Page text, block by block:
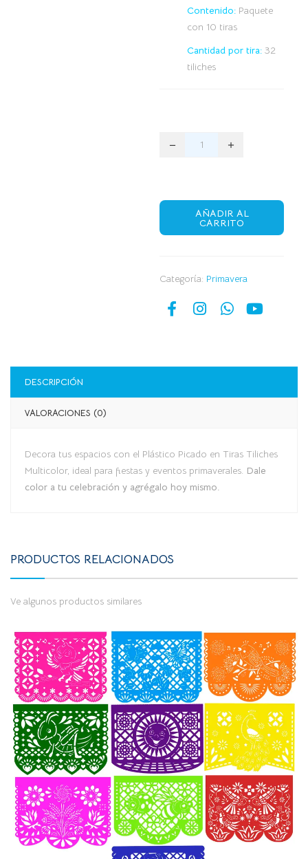
Contenido: Paquete
con 10 tiras
Cantidad por tira: 32
tiliches
AÑADIR AL
CARRITO
Categoría: Primavera
DESCRIPCIÓN
VALORACIONES (0)
Decora tus espacios con el Plástico Picado en Tiras Tiliches
Multicolor, ideal para fiestas y eventos primaverales. Dale
color a tu celebración y agrégalo hoy mismo.
PRODUCTOS RELACIONADOS
Ve algunos productos similares